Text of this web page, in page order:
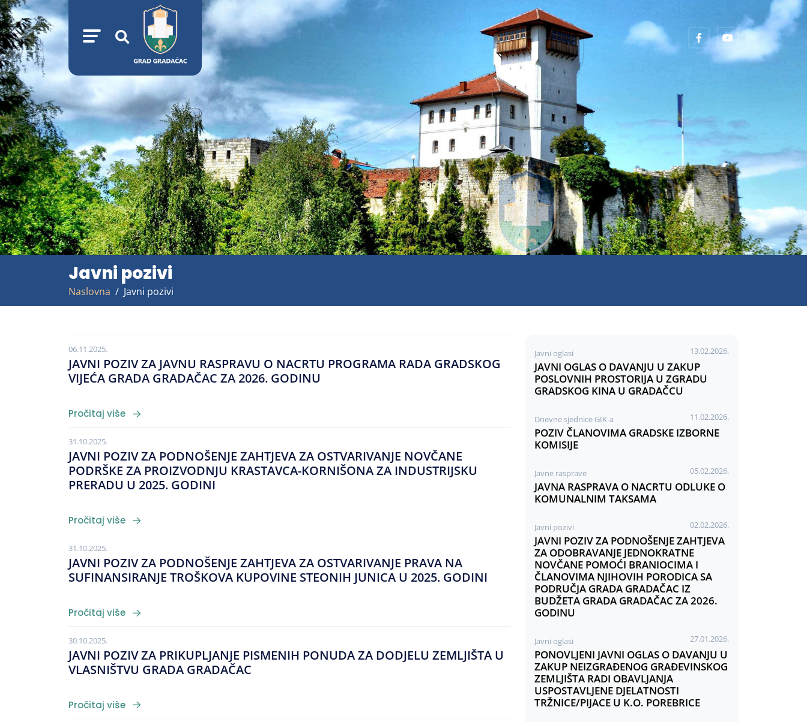
Javni pozivi
Naslovna Javni pozivi
06.11.2025.
JAVNI POZIV ZA JAVNU RASPRAVU O NACRTU PROGRAMA RADA GRADSKOG
VIJEĆA GRADA GRADAČAC ZA 2026. GODINU
Pročitaj više
31.10.2025.
JAVNI POZIV ZA PODNOŠENJE ZAHTJEVA ZA OSTVARIVANJE NOVČANE
PODRŠKE ZA PROIZVODNJU KRASTAVCA-KORNIŠONA ZA INDUSTRIJSKU
PRERADU U 2025. GODINI
Pročitaj više
31.10.2025.
JAVNI POZIV ZA PODNOŠENJE ZAHTJEVA ZA OSTVARIVANJE PRAVA NA
SUFINANSIRANJE TROŠKOVA KUPOVINE STEONIH JUNICA U 2025. GODINI
Pročitaj više
30.10.2025.
JAVNI POZIV ZA PRIKUPLJANJE PISMENIH PONUDA ZA DODJELU ZEMLJIŠTA U
VLASNIŠTVU GRADA GRADAČAC
Pročitaj više
Javni oglasi 13.02.2026.
JAVNI OGLAS O DAVANJU U ZAKUP
POSLOVNIH PROSTORIJA U ZGRADU
GRADSKOG KINA U GRADAČCU
Dnevne sjednice GIK-a 11.02.2026.
POZIV ČLANOVIMA GRADSKE IZBORNE
KOMISIJE
Javne rasprave 05.02.2026.
JAVNA RASPRAVA O NACRTU ODLUKE O
KOMUNALNIM TAKSAMA
Javni pozivi 02.02.2026.
JAVNI POZIV ZA PODNOŠENJE ZAHTJEVA
ZA ODOBRAVANJE JEDNOKRATNE
NOVČANE POMOĆI BRANIOCIMA I
ČLANOVIMA NJIHOVIH PORODICA SA
PODRUČJA GRADA GRADAČAC IZ
BUDŽETA GRADA GRADAČAC ZA 2026.
GODINU
Javni oglasi 27.01.2026.
PONOVLJENI JAVNI OGLAS O DAVANJU U
ZAKUP NEIZGRAĐENOG GRAĐEVINSKOG
ZEMLJIŠTA RADI OBAVLJANJA
USPOSTAVLJENE DJELATNOSTI
TRŽNICE/PIJACE U K.O. POREBRICE